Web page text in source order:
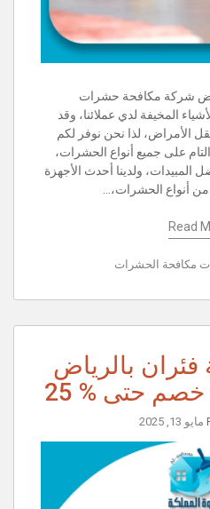
شركة مكافحة حشرات
المخيفة لدي عملائنا، وقد
الأمراض، لذا نحن نوفر لكم
على جميع أنواع الحشرات،
ولدينا أحدث الأجهزة
أنواع الحشرات،…
Read
مكافحة الحشرات
بالرياض
مايو 13, 2025